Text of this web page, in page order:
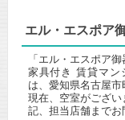
エル・エスポア
「エル・エスポア
家具付き 賃貸マン
は、愛知県名古屋
現在、空室がござ
記、担当店舗までお